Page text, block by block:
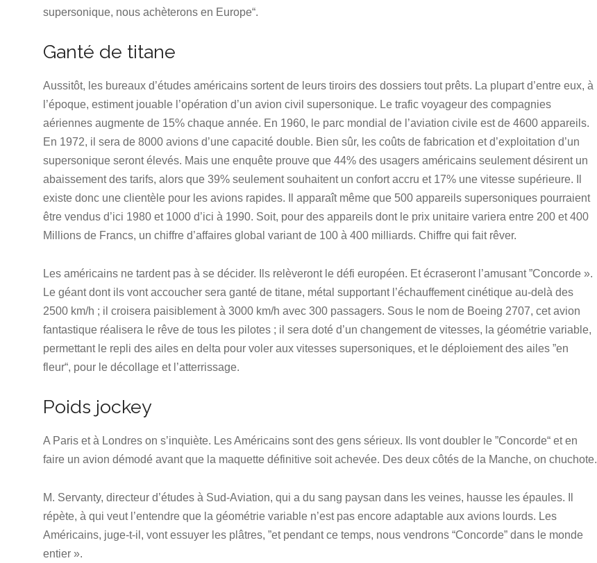
supersonique, nous achèterons en Europe“.
Ganté de titane
Aussitôt, les bureaux d’études américains sortent de leurs tiroirs des dossiers tout prêts. La plupart d’entre eux, à
l’époque, estiment jouable l’opération d’un avion civil supersonique. Le trafic voyageur des compagnies
aériennes augmente de 15% chaque année. En 1960, le parc mondial de l’aviation civile est de 4600 appareils.
En 1972, il sera de 8000 avions d’une capacité double. Bien sûr, les coûts de fabrication et d’exploitation d’un
supersonique seront élevés. Mais une enquête prouve que 44% des usagers américains seulement désirent un
abaissement des tarifs, alors que 39% seulement souhaitent un confort accru et 17% une vitesse supérieure. Il
existe donc une clientèle pour les avions rapides. Il apparaît même que 500 appareils supersoniques pourraient
être vendus d’ici 1980 et 1000 d’ici à 1990. Soit, pour des appareils dont le prix unitaire variera entre 200 et 400
Millions de Francs, un chiffre d’affaires global variant de 100 à 400 milliards. Chiffre qui fait rêver.
Les américains ne tardent pas à se décider. Ils relèveront le défi européen. Et écraseront l’amusant ”Concorde ».
Le géant dont ils vont accoucher sera ganté de titane, métal supportant l’échauffement cinétique au-delà des
2500 km/h ; il croisera paisiblement à 3000 km/h avec 300 passagers. Sous le nom de Boeing 2707, cet avion
fantastique réalisera le rêve de tous les pilotes ; il sera doté d’un changement de vitesses, la géométrie variable,
permettant le repli des ailes en delta pour voler aux vitesses supersoniques, et le déploiement des ailes ”en
fleur“, pour le décollage et l’atterrissage.
Poids jockey
A Paris et à Londres on s’inquiète. Les Américains sont des gens sérieux. Ils vont doubler le ”Concorde“ et en
faire un avion démodé avant que la maquette définitive soit achevée. Des deux côtés de la Manche, on chuchote.
M. Servanty, directeur d’études à Sud-Aviation, qui a du sang paysan dans les veines, hausse les épaules. Il
répète, à qui veut l’entendre que la géométrie variable n’est pas encore adaptable aux avions lourds. Les
Américains, juge-t-il, vont essuyer les plâtres, ”et pendant ce temps, nous vendrons “Concorde” dans le monde
entier ».